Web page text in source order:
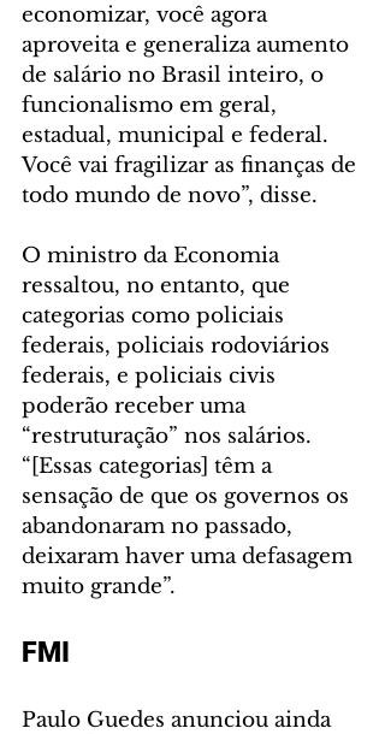
economizar, você agora
aproveita e generaliza aumento
de salário no Brasil inteiro, o
funcionalismo em geral,
estadual, municipal e federal.
Você vai fragilizar as finanças de
todo mundo de novo”, disse.
O ministro da Economia
ressaltou, no entanto, que
categorias como policiais
federais, policiais rodoviários
federais, e policiais civis
poderão receber uma
“restruturação” nos salários.
“[Essas categorias] têm a
sensação de que os governos os
abandonaram no passado,
deixaram haver uma defasagem
muito grande”.
FMI
Paulo Guedes anunciou ainda